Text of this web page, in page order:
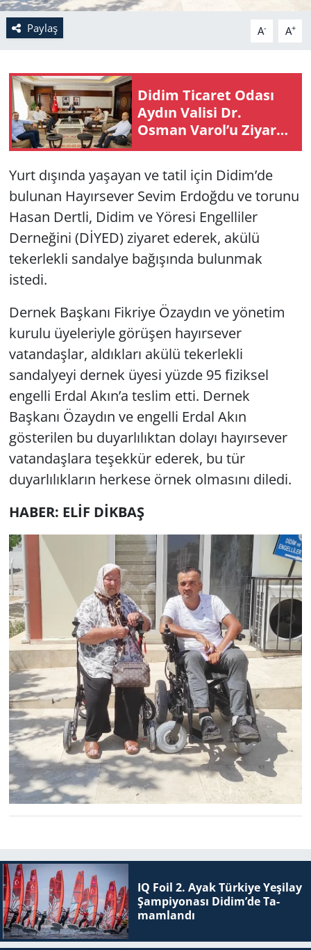
Paylaş A- A+
Didim Ti­ca­ret Odası
Aydın Va­li­si Dr.
Osman Varol’u Zi­ya­ret
Etti
Yurt dışında yaşayan ve tatil için Didim’de
bulunan Hayırsever Sevim Erdoğdu ve torunu
Hasan Dertli, Didim ve Yöresi Engelliler
Derneğini (DİYED) ziyaret ederek, akülü
tekerlekli sandalye bağışında bulunmak
istedi.
Dernek Başkanı Fikriye Özaydın ve yönetim
kurulu üyeleriyle görüşen hayırsever
vatandaşlar, aldıkları akülü tekerlekli
sandalyeyi dernek üyesi yüzde 95 fiziksel
engelli Erdal Akın’a teslim etti. Dernek
Başkanı Özaydın ve engelli Erdal Akın
gösterilen bu duyarlılıktan dolayı hayırsever
vatandaşlara teşekkür ederek, bu tür
duyarlılıkların herkese örnek olmasını diledi.
HABER: ELİF DİKBAŞ
IQ Foil 2. Ayak Tür­ki­ye Ye­şi­lay
Şam­pi­yo­na­sı Didim’de Ta­
mam­lan­dı